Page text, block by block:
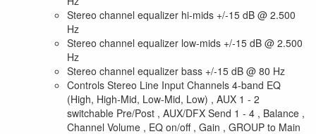
Stereo channel equalizer hi-mids +/-15 dB @ 2.500
Hz
Stereo channel equalizer low-mids +/-15 dB @ 2.500
Hz
Stereo channel equalizer bass +/-15 dB @ 80 Hz
Controls Stereo Line Input Channels 4-band EQ
(High, High-Mid, Low-Mid, Low) , AUX 1 - 2
switchable Pre/Post , AUX/DFX Send 1 - 4 , Balance ,
Channel Volume , EQ on/off , Gain , GROUP to Main